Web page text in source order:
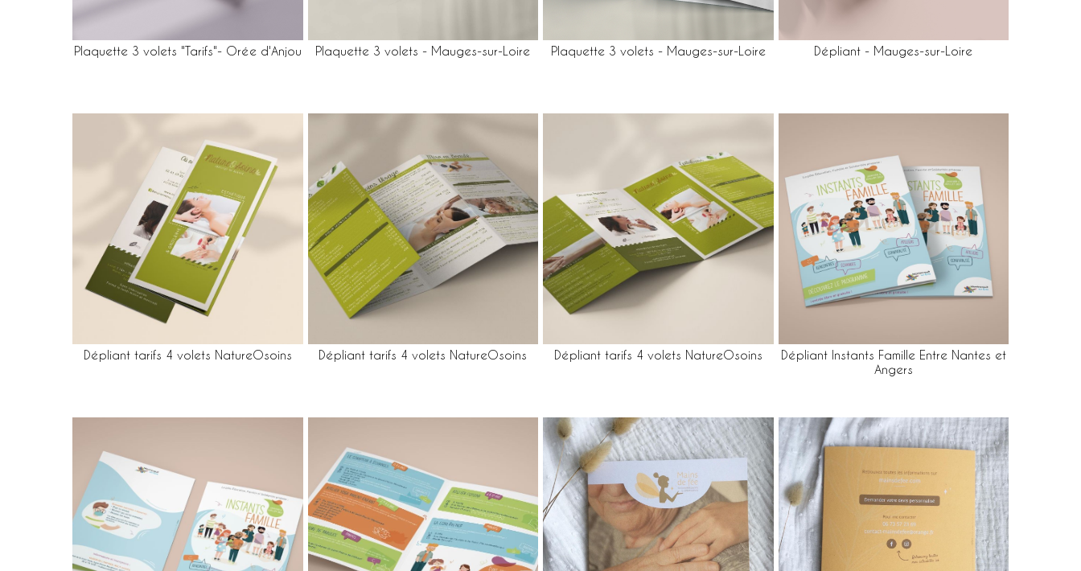
Plaquette 3 volets "Tarifs"- Orée d'Anjou Plaquette 3 volets - Mauges-sur-Loire Plaquette 3 volets - Mauges-sur-Loire Dépliant - Mauges-sur-Loire
Dépliant tarifs 4 volets NatureOsoins Dépliant tarifs 4 volets NatureOsoins Dépliant tarifs 4 volets NatureOsoins
Dépliant Instants Famille Entre Nantes et
Angers